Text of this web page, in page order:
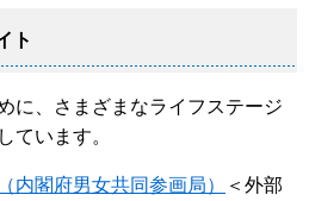
ト
に、さまざまなライフステージ
ています。
内閣府男女共同参画局）
＜外部